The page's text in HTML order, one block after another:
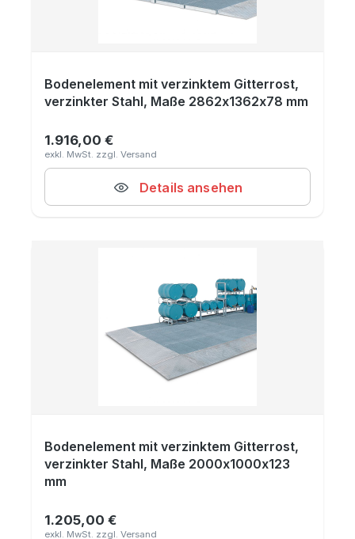
Bodenelement mit verzinktem Gitterrost,
verzinkter Stahl, Maße 2862x1362x78 mm
Regulärer Preis:
1.916,00 €
Details ansehen
Bodenelement mit verzinktem Gitterrost,
verzinkter Stahl, Maße 2000x1000x123
mm
Regulärer Preis:
1.205,00 €